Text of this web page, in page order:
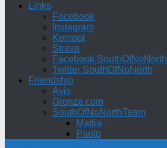
Links
Facebook
Instagram
Komoot
Strava
Facebook SouthOfNoNorth
Twitter SouthOfNoNorth
Friendship
Avis
Gronze.com
SouthOfNoNorthTeam
Mattia
Paolo